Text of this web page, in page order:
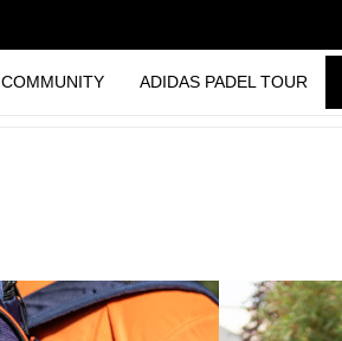
COMMUNITY ADIDAS PADEL TOUR